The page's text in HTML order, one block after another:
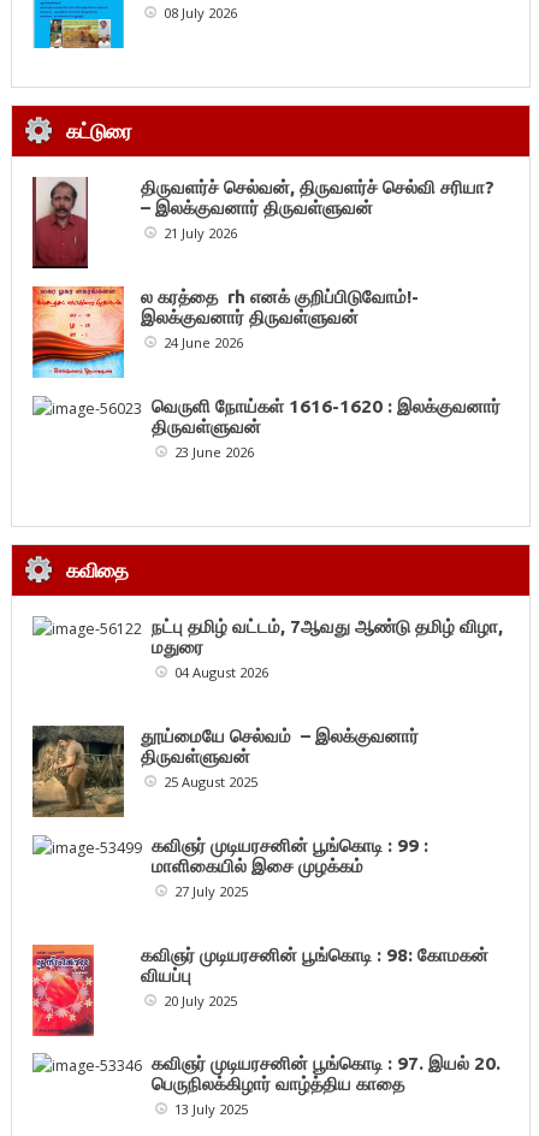
08 July 2026
கட்டுரை
திருவளர்ச் செல்வன், திருவளர்ச் செல்வி சரியா?
– இலக்குவனார் திருவள்ளுவன்
21 July 2026
ல கரத்தை rh எனக் குறிப்பிடுவோம்!-
இலக்குவனார் திருவள்ளுவன்
24 June 2026
வெருளி நோய்கள் 1616-1620 : இலக்குவனார்
திருவள்ளுவன்
23 June 2026
கவிதை
நட்பு தமிழ் வட்டம், 7ஆவது ஆண்டு தமிழ் விழா,
மதுரை
04 August 2026
தூய்மையே செல்வம் – இலக்குவனார்
திருவள்ளுவன்
25 August 2025
கவிஞர் முடியரசனின் பூங்கொடி : 99 :
மாளிகையில் இசை முழக்கம்
27 July 2025
கவிஞர் முடியரசனின் பூங்கொடி : 98: கோமகன்
வியப்பு
20 July 2025
கவிஞர் முடியரசனின் பூங்கொடி : 97. இயல் 20.
பெருநிலக்கிழார் வாழ்த்திய காதை
13 July 2025